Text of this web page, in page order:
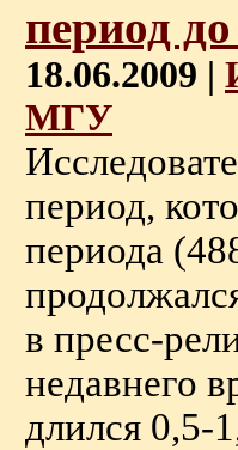
период
18.06.2009 |
МГУ
период,
периода
в пресс-
недавнего
длился 0,5-